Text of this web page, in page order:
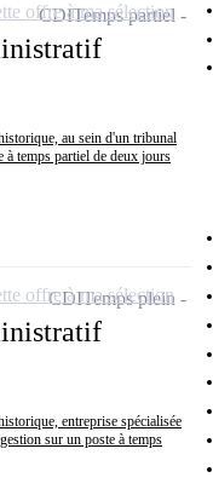
au sein d'un tribunal
à temps partiel de deux jours
CDITemps partiel
offre à ma sélection
entreprise spécialisée
sur un poste à temps
CDITemps plein
offre à ma sélection